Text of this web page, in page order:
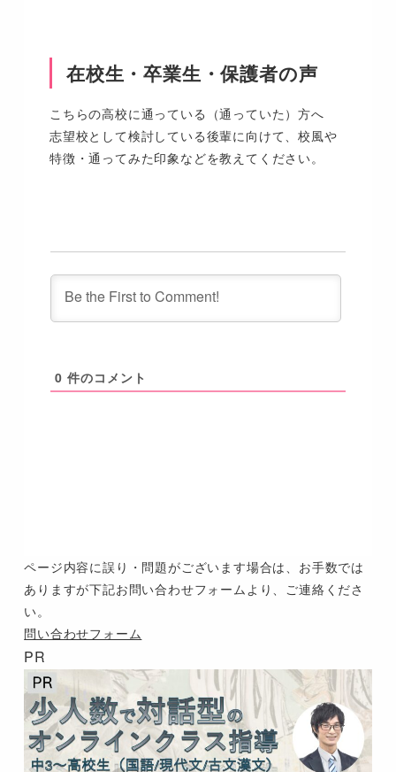
在校生・卒業生・保護者の声
こちらの高校に通っている（通っていた）方へ
志望校として検討している後輩に向けて、校風や
特徴・通ってみた印象などを教えてください。
0 件のコメント
ページ内容に誤り・問題がございます場合は、お手数では
ありますが下記お問い合わせフォームより、ご連絡くださ
い。
問い合わせフォーム
PR